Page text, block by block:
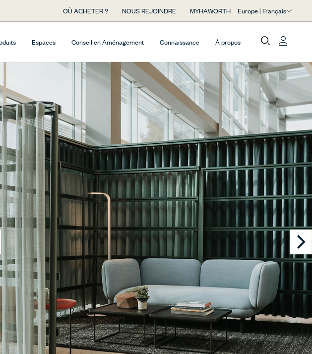
OÙ ACHETER ? NOUS REJOINDRE MYHAWORTH Europe | Français
Espaces Conseil en Aménagement Connaissance À propos